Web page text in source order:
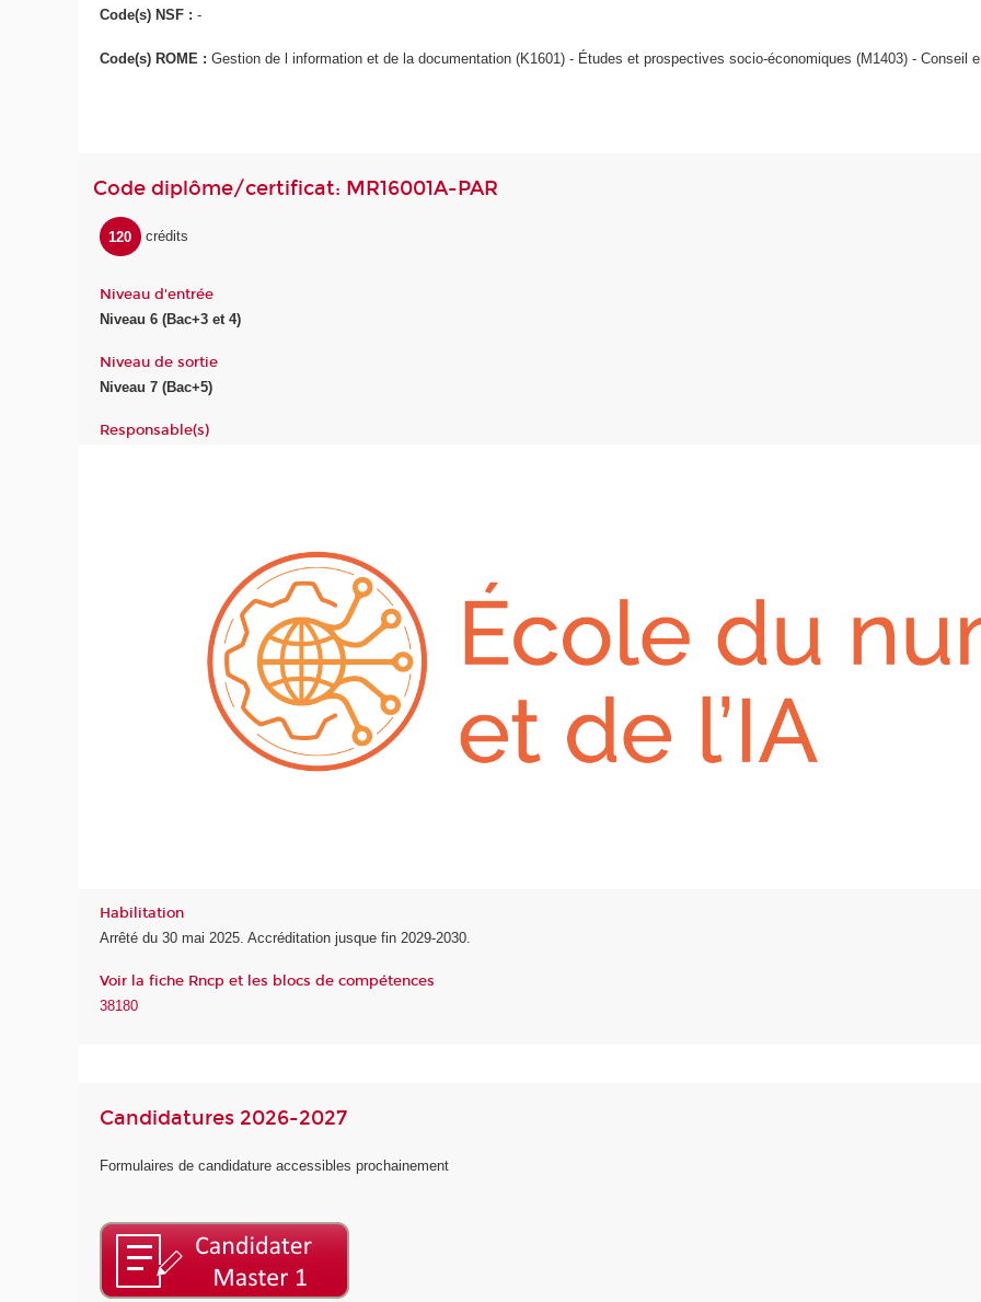
Code(s) NSF :-
Code(s) ROME :Gestion de l information et de la documentation (K1601) - Études et prospectives socio-économiques (M1403) - Conseil
Code diplôme/certificat: MR16001A-PAR
120 crédits
Niveau d'entrée
Niveau 6 (Bac+3 et 4)
Niveau de sortie
Niveau 7 (Bac+5)
Responsable(s)
Habilitation
Arrêté du 30 mai 2025. Accréditation jusque fin 2029-2030.
Voir la fiche Rncp et les blocs de compétences
38180
Candidatures 2026-2027
Formulaires de candidature accessibles prochainement